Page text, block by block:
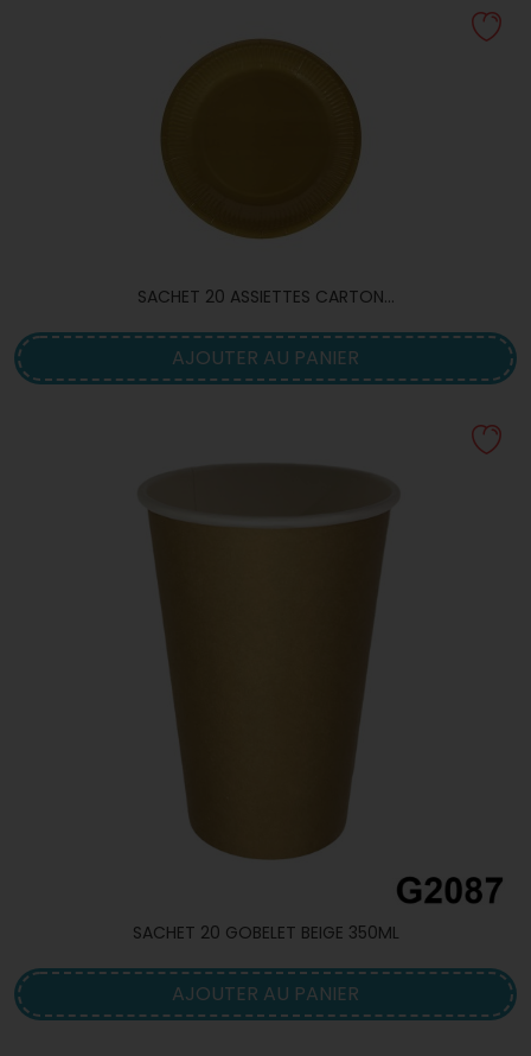
SACHET 20 ASSIETTES CARTON...
AJOUTER AU PANIER
SACHET 20 GOBELET BEIGE 350ML
AJOUTER AU PANIER